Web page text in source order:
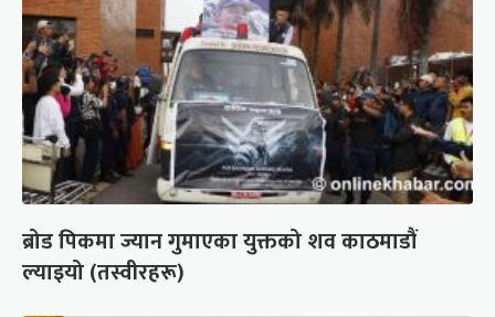
ब्रोड पिकमा ज्यान गुमाएका युक्तको शव काठमाडौं
ल्याइयो (तस्वीरहरू)